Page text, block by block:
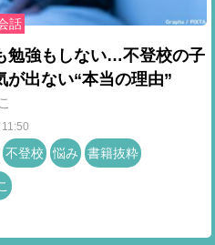
話
勉強もしない…不登校の子
が出ない“本当の理由”
不登校 悩み 書籍抜粋